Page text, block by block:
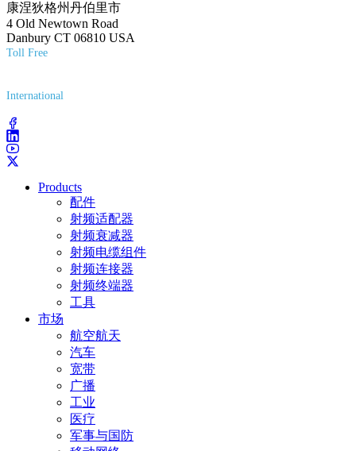
康涅狄格州丹伯里市
4 Old Newtown Road
Danbury CT 06810 USA
Toll Free
International
Products
配件
射频适配器
射频衰减器
射频电缆组件
射频连接器
射频终端器
工具
市场
航空航天
汽车
宽带
广播
工业
医疗
军事与国防